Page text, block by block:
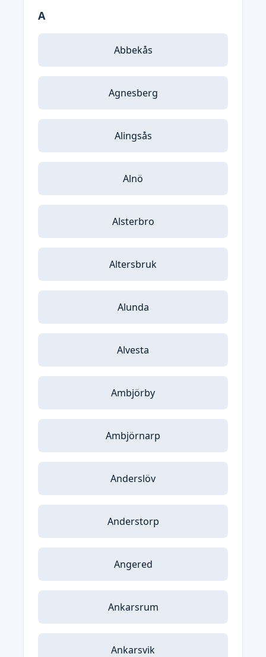
A
Abbekås
Agnesberg
Alingsås
Alnö
Alsterbro
Altersbruk
Alunda
Alvesta
Ambjörby
Ambjörnarp
Anderslöv
Anderstorp
Angered
Ankarsrum
Ankarsvik